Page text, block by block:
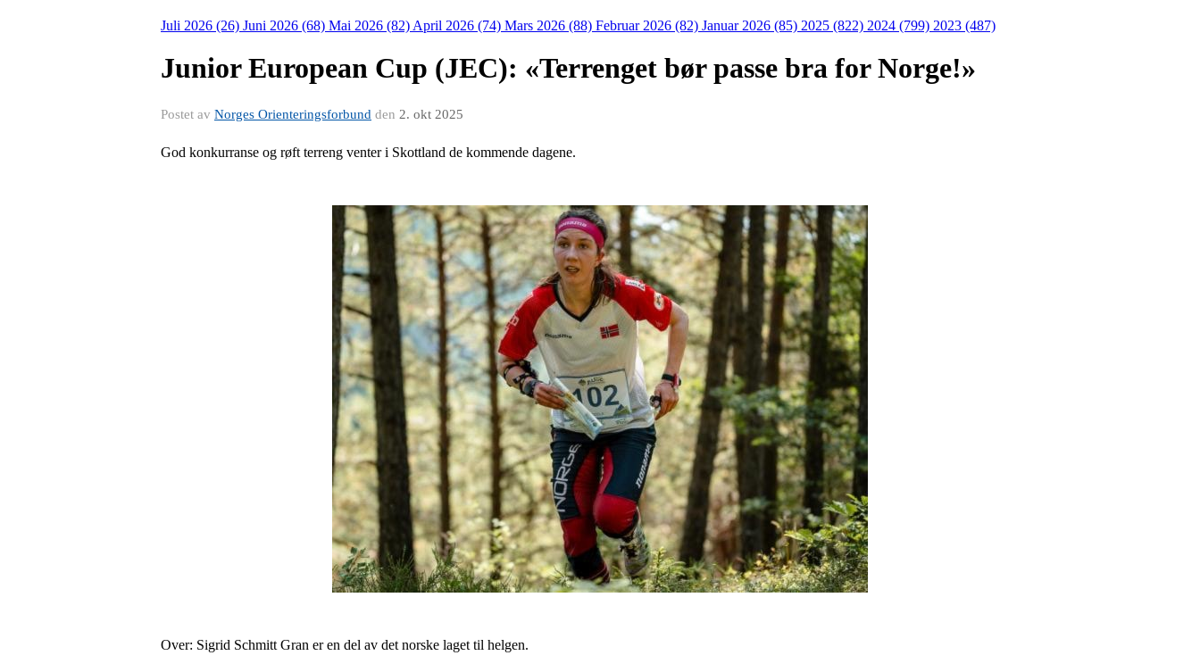
Juli 2026 (26) Juni 2026 (68) Mai 2026 (82) April 2026 (74) Mars 2026 (88) Februar 2026 (82) Januar 2026 (85) 2025 (822) 2024 (799) 2023 (487)
Junior European Cup (JEC): «Terrenget bør passe bra for Norge!»
Postet av Norges Orienteringsforbund den 2. okt 2025
God konkurranse og røft terreng venter i Skottland de kommende dagene.
Over: Sigrid Schmitt Gran er en del av det norske laget til helgen.